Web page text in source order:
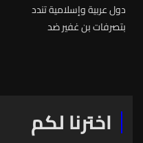
دول عربية وإسلامية تندد
بتصرفات بن غفير ضد
اخترنا لكم